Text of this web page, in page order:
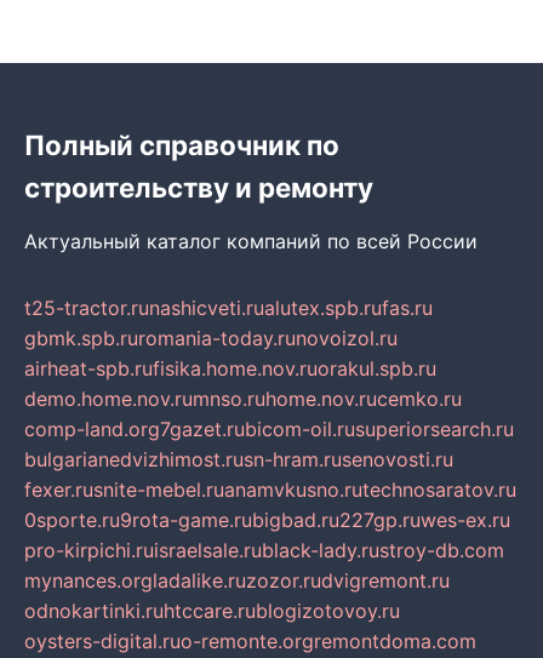
Полный справочник по
строительству и ремонту
Актуальный каталог компаний по всей России
t25-tractor.runashicveti.rualutex.spb.rufas.ru
gbmk.spb.ruromania-today.runovoizol.ru
airheat-spb.rufisika.home.nov.ruorakul.spb.ru
demo.home.nov.rumnso.ruhome.nov.rucemko.ru
comp-land.org7gazet.rubicom-oil.rusuperiorsearch.ru
bulgarianedvizhimost.rusn-hram.rusenovosti.ru
fexer.rusnite-mebel.ruanamvkusno.rutechnosaratov.ru
0sporte.ru9rota-game.rubigbad.ru227gp.ruwes-ex.ru
pro-kirpichi.ruisraelsale.rublack-lady.rustroy-db.com
mynances.orgladalike.ruzozor.rudvigremont.ru
odnokartinki.ruhtccare.rublogizotovoy.ru
oysters-digital.ruo-remonte.orgremontdoma.com